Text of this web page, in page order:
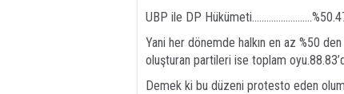
UBP ile DP
Yani her dönemde halkın en az %50
oluşturan partileri ise toplam
Demek ki bu düzeni protesto eden